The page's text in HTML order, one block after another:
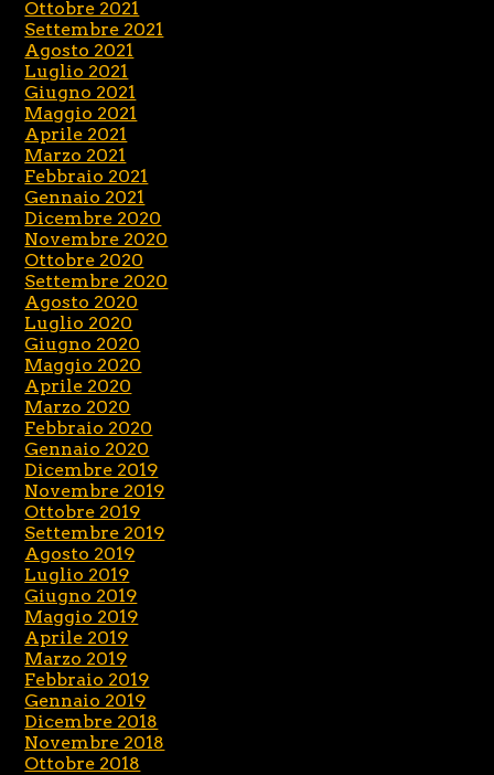
Ottobre 2021
Settembre 2021
Agosto 2021
Luglio 2021
Giugno 2021
Maggio 2021
Aprile 2021
Marzo 2021
Febbraio 2021
Gennaio 2021
Dicembre 2020
Novembre 2020
Ottobre 2020
Settembre 2020
Agosto 2020
Luglio 2020
Giugno 2020
Maggio 2020
Aprile 2020
Marzo 2020
Febbraio 2020
Gennaio 2020
Dicembre 2019
Novembre 2019
Ottobre 2019
Settembre 2019
Agosto 2019
Luglio 2019
Giugno 2019
Maggio 2019
Aprile 2019
Marzo 2019
Febbraio 2019
Gennaio 2019
Dicembre 2018
Novembre 2018
Ottobre 2018